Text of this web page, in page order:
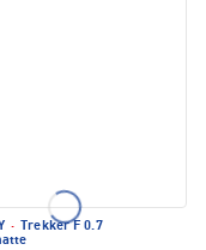
·
Trekker F 0.7